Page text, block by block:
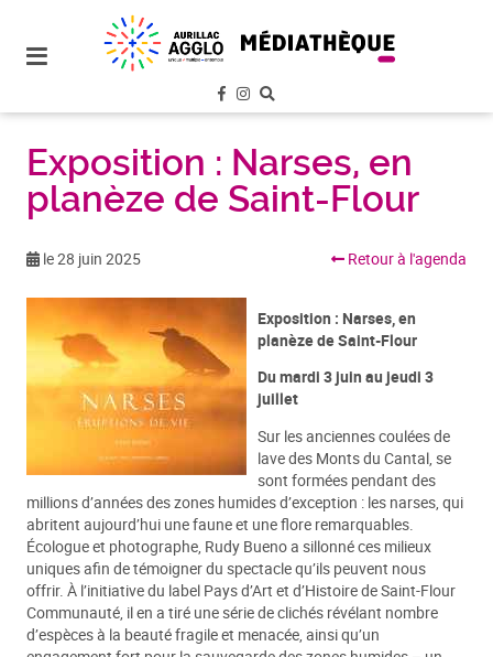
site
aller au
contenu
Exposition : Narses, en
planèze de Saint-Flour
le 28 juin 2025 Retour à l'agenda
Exposition : Narses, en
planèze de Saint-Flour
Du mardi 3 juin au jeudi 3
juillet
Sur les anciennes coulées de
lave des Monts du Cantal, se
sont formées pendant des
millions d’années des zones humides d’exception : les narses, qui
abritent aujourd’hui une faune et une flore remarquables.
Écologue et photographe, Rudy Bueno a sillonné ces milieux
uniques afin de témoigner du spectacle qu’ils peuvent nous
offrir. À l’initiative du label Pays d’Art et d’Histoire de Saint-Flour
Communauté, il en a tiré une série de clichés révélant nombre
d’espèces à la beauté fragile et menacée, ainsi qu’un